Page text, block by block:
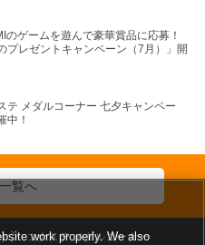
のゲームを遊んで豪華賞品に応募！
プレゼントキャンペーン（7月）」開
テ メダルコーナー 七夕キャンペー
中！
覧へ
) コナステ メダルコーナー
work properly. We also